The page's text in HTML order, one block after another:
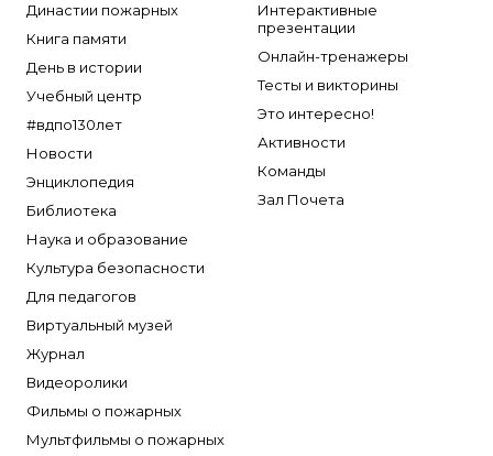
Династии пожарных
Книга памяти
День в истории
Учебный центр
#вдпо130лет
Новости
Энциклопедия
Библиотека
Наука и образование
Культура безопасности
Для педагогов
Виртуальный музей
Журнал
Видеоролики
Фильмы о пожарных
Мультфильмы о пожарных
Интерактивные
презентации
Онлайн-тренажеры
Тесты и викторины
Это интересно!
Активности
Команды
Зал Почета